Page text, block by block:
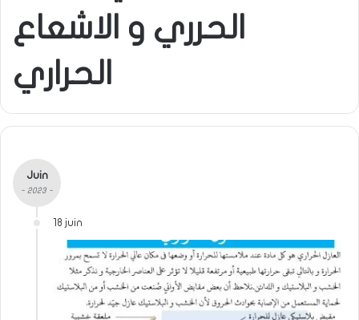
الحرري و الاشعاع
الحراري
Juin
- 2023 -
18 juin